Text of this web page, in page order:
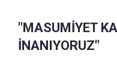
"MASUMİYET
İNANIYORUZ"